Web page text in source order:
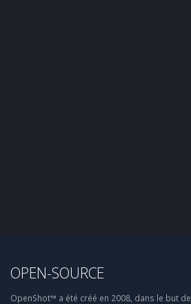
OPEN-SOURCE
OpenShot™ a été créé en 2008, dans le but de